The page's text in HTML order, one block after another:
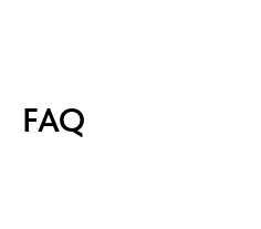
FAQ